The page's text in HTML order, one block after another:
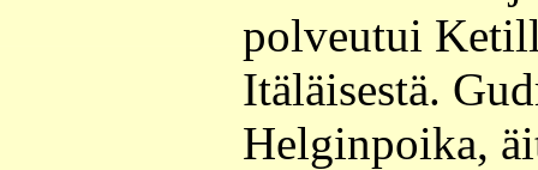
polveutui
Itäläisestä.
Helginpoika,